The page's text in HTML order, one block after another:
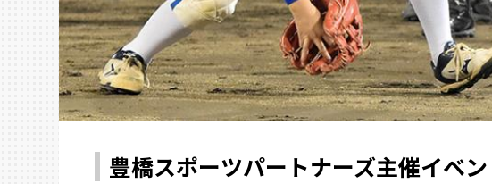
豊橋スポーツパートナーズ主催イベン